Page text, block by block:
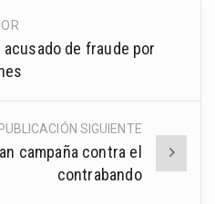
acusado de fraude por
PUBLICACIÓN SIGUIENTE
campaña contra el
contrabando